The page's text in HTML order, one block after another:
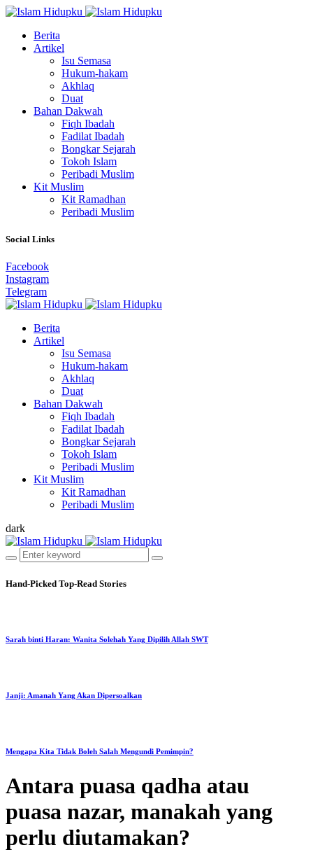
Berita
Artikel
Isu Semasa
Hukum-hakam
Akhlaq
Duat
Bahan Dakwah
Fiqh Ibadah
Fadilat Ibadah
Bongkar Sejarah
Tokoh Islam
Peribadi Muslim
Kit Muslim
Kit Ramadhan
Peribadi Muslim
Social Links
Facebook
Instagram
Telegram
Berita
Artikel
Isu Semasa
Hukum-hakam
Akhlaq
Duat
Bahan Dakwah
Fiqh Ibadah
Fadilat Ibadah
Bongkar Sejarah
Tokoh Islam
Peribadi Muslim
Kit Muslim
Kit Ramadhan
Peribadi Muslim
dark
Hand-Picked Top-Read Stories
Sarah binti Haran: Wanita Solehah Yang Dipilih Allah SWT
Janji: Amanah Yang Akan Dipersoalkan
Mengapa Kita Tidak Boleh Salah Mengundi Pemimpin?
Antara puasa qadha atau
puasa nazar, manakah yang
perlu diutamakan?